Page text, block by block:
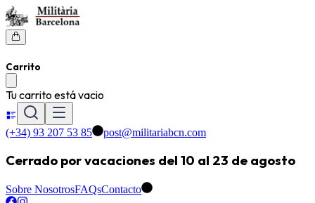
Carrito
Tu carrito está vacio
(+34) 93 207 53 85 post@militariabcn.com
Cerrado por vacaciones del 10 al 23 de agosto
Sobre NosotrosFAQsContacto